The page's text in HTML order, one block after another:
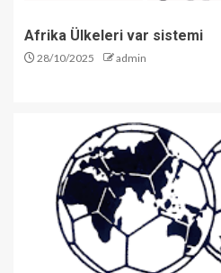
Afrika Ülkeleri var sistemi
28/10/2025 admin